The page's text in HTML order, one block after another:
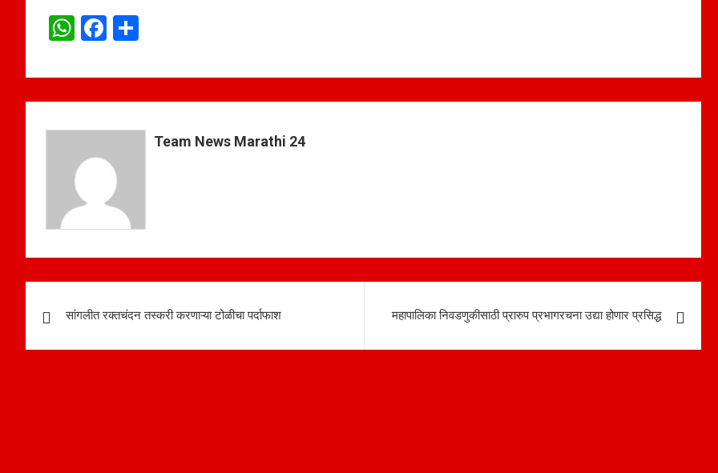
W
at
s
A
p
p
F
ce
b
o
o
k
ar
e
Team News Marathi 24
navigation
सांगलीत रक्तचंदन तस्करी करणाऱ्या टोळीचा पर्दाफाश महापालिका निवडणुकीसाठी प्रारुप प्रभागरचना उद्या होणार प्रसिद्ध